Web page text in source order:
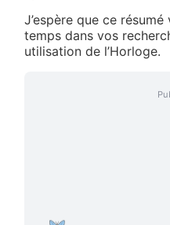
J’espère que ce
temps dans vos
utilisation de l’Horloge.